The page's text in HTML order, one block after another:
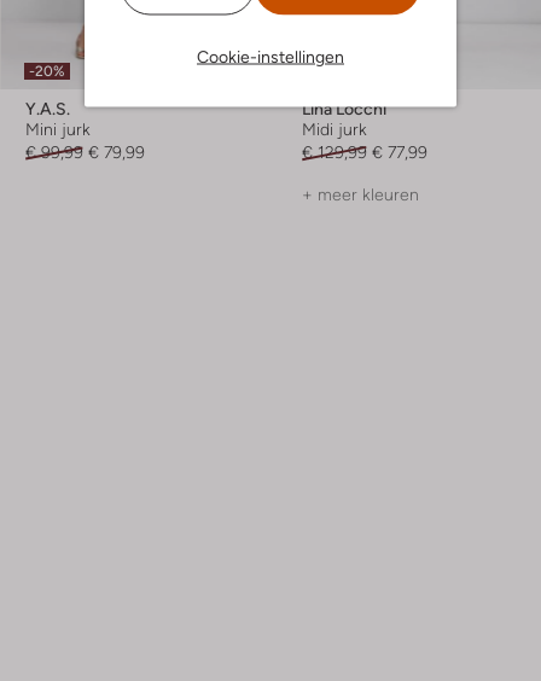
Cookie-instellingen
-20%
Y.a.s.
Mini jurk
€ 99,99 € 79,99
-40%
Lina Locchi
Midi jurk
€ 129,99 € 77,99
+ meer kleuren